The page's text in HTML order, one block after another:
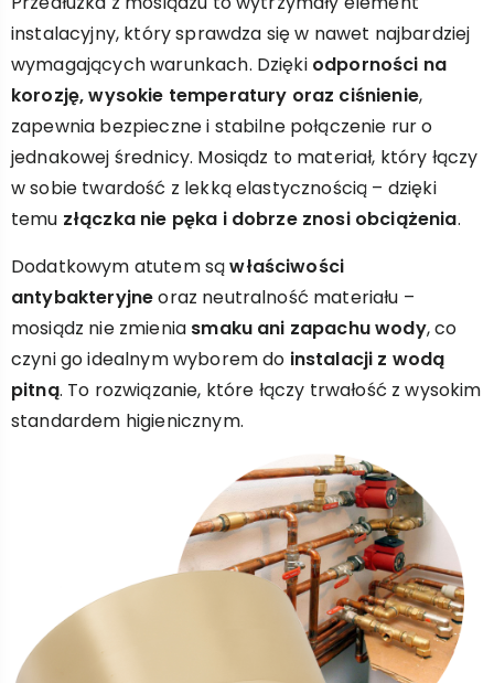
instalacyjny, który sprawdza się w nawet najbardziej
wymagających warunkach. Dzięki odporności na
korozję, wysokie temperatury oraz ciśnienie,
zapewnia bezpieczne i stabilne połączenie rur o
jednakowej średnicy. Mosiądz to materiał, który łączy
w sobie twardość z lekką elastycznością – dzięki
temu złączka nie pęka i dobrze znosi obciążenia.
Dodatkowym atutem sąwłaściwości
antybakteryjneoraz neutralność materiału –
mosiądz nie zmienia smaku ani zapachu wody, co
czyni go idealnym wyborem do instalacji z wodą
pitną. To rozwiązanie, które łączy trwałość z wysokim
standardem higienicznym.